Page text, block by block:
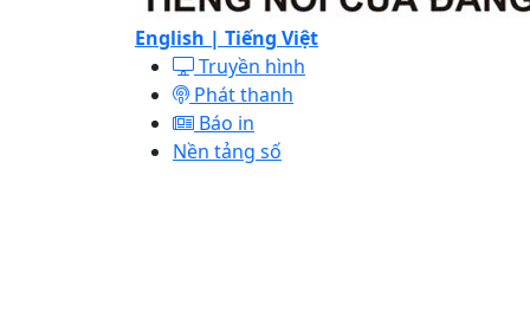
English | Tiếng Việt
Truyền hình
Phát thanh
Báo in
Nền tảng số